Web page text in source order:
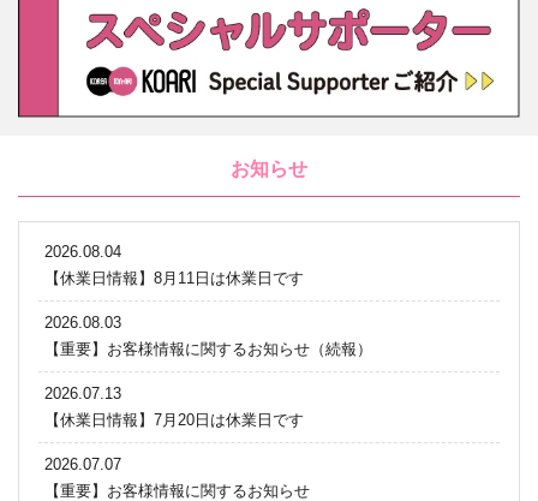
お知らせ
2026.08.04
【休業日情報】8月11日は休業日です
2026.08.03
【重要】お客様情報に関するお知らせ（続報）
2026.07.13
【休業日情報】7月20日は休業日です
2026.07.07
【重要】お客様情報に関するお知らせ